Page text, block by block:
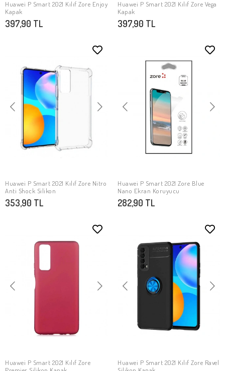
SEPETE EKLE
Huawei P Smart 2021 Kılıf Zore Enjoy
Kapak
397,90 TL
SEPETE EKLE
Huawei P Smart 2021 Kılıf Zore Vega
Kapak
397,90 TL
SEPETE EKLE
Huawei P Smart 2021 Kılıf Zore Nitro
Anti Shock Silikon
353,90 TL
SEPETE EKLE
Huawei P Smart 2021 Zore Blue
Nano Ekran Koruyucu
282,90 TL
SEPETE EKLE
Huawei P Smart 2021 Kılıf Zore
SEPETE EKLE
Huawei P Smart 2021 Kılıf Zore Ravel